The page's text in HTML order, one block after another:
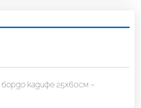
бордо кадифе 25х60см –